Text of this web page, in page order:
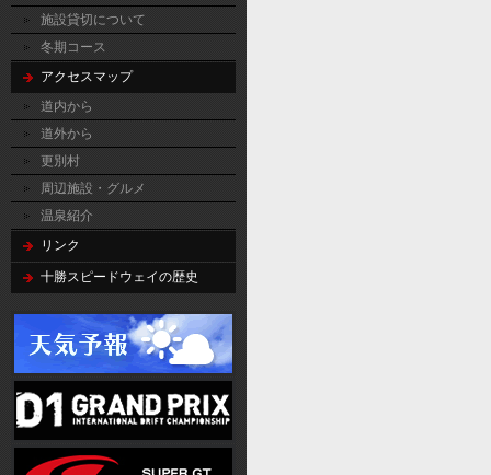
施設貸切について
冬期コース
アクセスマップ
道内から
道外から
更別村
周辺施設・グルメ
温泉紹介
リンク
十勝スピードウェイの歴史